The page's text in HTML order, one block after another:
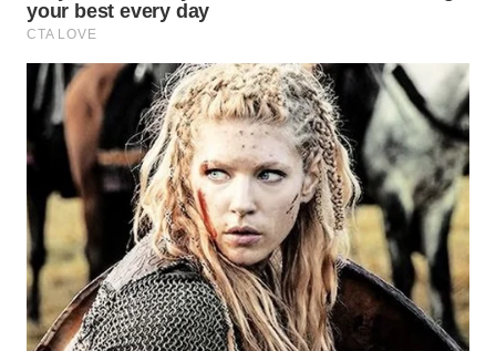
UTARA
WN
SAMOSIR
WN
PADANG
LAWAS
WN
SUMEDANG
WN